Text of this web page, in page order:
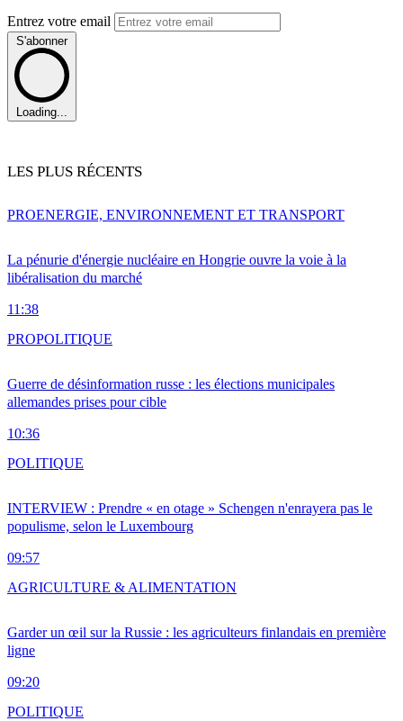
Entrez votre email
S'abonner
Loading...
LES PLUS RÉCENTS
La pénurie d'énergie nucléaire en Hongrie ouvre la voie à la
libéralisation du marché
11:38
PROENERGIE, ENVIRONNEMENT ET TRANSPORT
Guerre de désinformation russe : les élections municipales
allemandes prises pour cible
10:36
PROPOLITIQUE
INTERVIEW : Prendre « en otage » Schengen n'enrayera pas le
populisme, selon le Luxembourg
09:57
POLITIQUE
Garder un œil sur la Russie : les agriculteurs finlandais en première
ligne
09:20
AGRICULTURE & ALIMENTATION
POLITIQUE